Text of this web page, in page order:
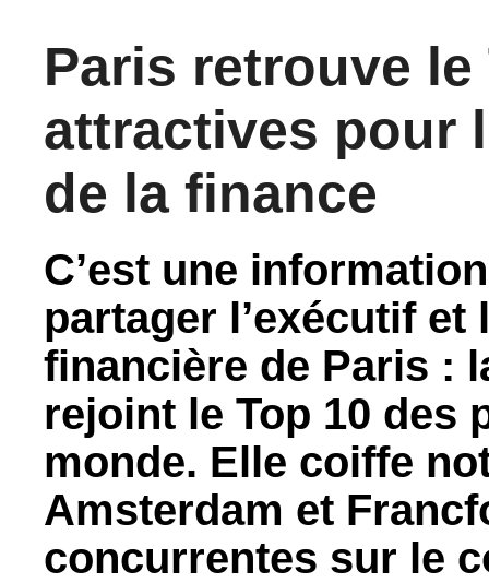
Paris retrouve
attractives pour
de la finance
C’est une
partager l’exécutif
financière de Paris :
rejoint le Top 10 des
monde. Elle coiffe
Amsterdam et
concurrentes sur le